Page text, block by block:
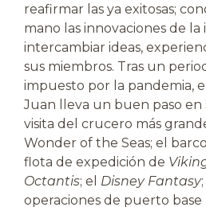
reafirmar las ya exitosas;
mano las innovaciones de la
intercambiar ideas,
sus miembros. Tras un
impuesto por la pandemia,
Juan lleva un buen paso en
visita del crucero más
Wonder of the Seas; el
flota de expedición de
Octantis; el Disney Fantasy
operaciones de puerto